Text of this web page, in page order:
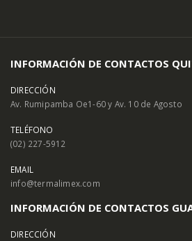
INFORMACIÓN DE CONTACTOS
DIRECCIÓN
Av. Rumipamba Oe1-60 y Av. 10 de Agosto
TELÉFONO
(02) 227-5912
EMAIL
info@termalimex.com
INFORMACIÓN DE CONTACTOS
DIRECCIÓN